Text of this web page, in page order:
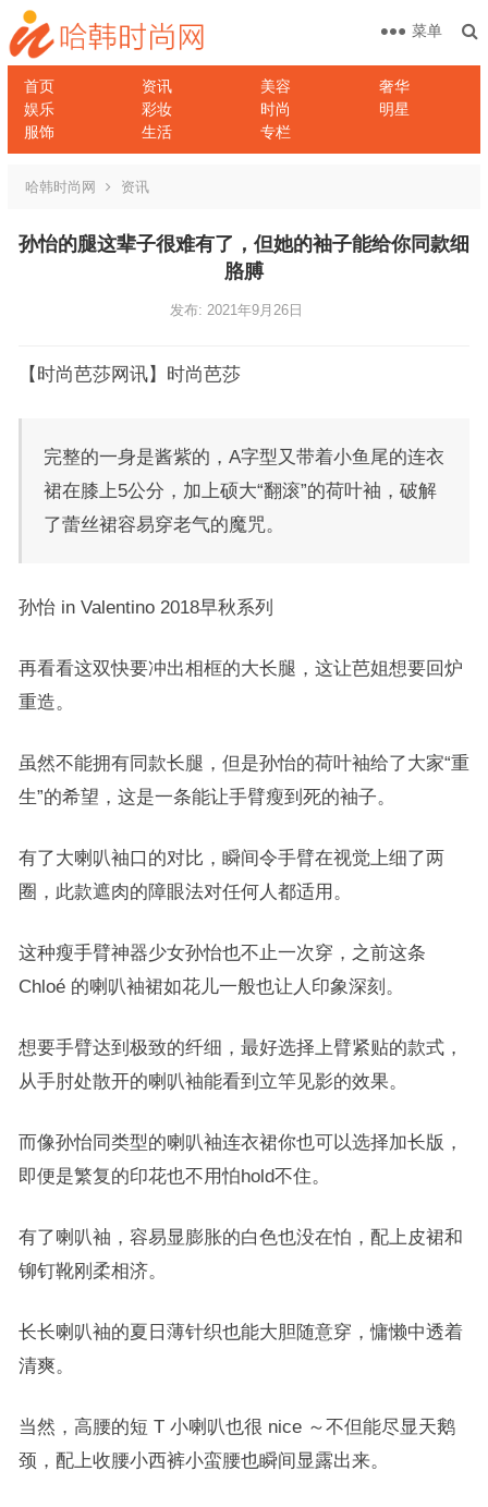
首页 资讯 美容
奢华
娱乐
彩妆 时尚
明星
服饰
生活 专栏
菜单
哈韩时尚网 资讯
孙怡的腿这辈子很难有了，但她的袖子能给你同款细
胳膊
发布: 2021年9月26日
【时尚芭莎网讯】时尚芭莎
完整的一身是酱紫的，A字型又带着小鱼尾的连衣
裙在膝上5公分，加上硕大“翻滚”的荷叶袖，破解
了蕾丝裙容易穿老气的魔咒。
孙怡 in Valentino 2018早秋系列
再看看这双快要冲出相框的大长腿，这让芭姐想要回炉
重造。
虽然不能拥有同款长腿，但是孙怡的荷叶袖给了大家“重
生”的希望，这是一条能让手臂瘦到死的袖子。
有了大喇叭袖口的对比，瞬间令手臂在视觉上细了两
圈，此款遮肉的障眼法对任何人都适用。
这种瘦手臂神器少女孙怡也不止一次穿，之前这条
Chloé 的喇叭袖裙如花儿一般也让人印象深刻。
想要手臂达到极致的纤细，最好选择上臂紧贴的款式，
从手肘处散开的喇叭袖能看到立竿见影的效果。
而像孙怡同类型的喇叭袖连衣裙你也可以选择加长版，
即便是繁复的印花也不用怕hold不住。
有了喇叭袖，容易显膨胀的白色也没在怕，配上皮裙和
铆钉靴刚柔相济。
长长喇叭袖的夏日薄针织也能大胆随意穿，慵懒中透着
清爽。
当然，高腰的短 T 小喇叭也很 nice ～不但能尽显天鹅
颈，配上收腰小西裤小蛮腰也瞬间显露出来。